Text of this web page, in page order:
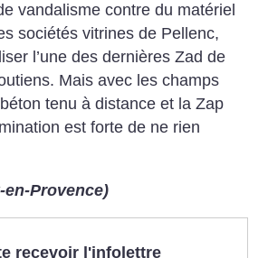
vandalisme contre du matériel
sociétés vitrines de Pellenc,
l’une des dernières Zad de
Mais avec les champs
tenu à distance et la Zap
est forte de ne rien
en-Provence)
recevoir l'infolettre